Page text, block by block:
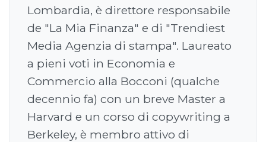
Lombardia, è direttore responsabile
de "La Mia Finanza" e di "Trendiest
Media Agenzia di stampa". Laureato
a pieni voti in Economia e
Commercio alla Bocconi (qualche
decennio fa) con un breve Master a
Harvard e un corso di copywriting a
Berkeley, è membro attivo di